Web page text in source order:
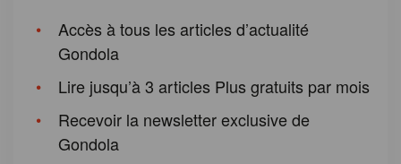
Accès à tous les articles d’actualité
Gondola
Lire jusqu’à 3 articles Plus gratuits par mois
Recevoir la newsletter exclusive de
Gondola